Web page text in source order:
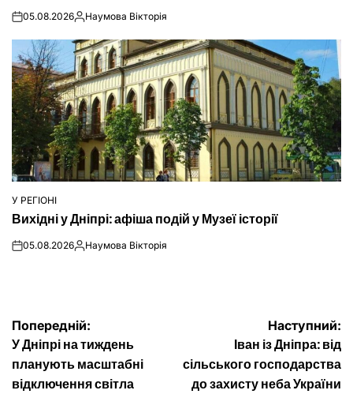
on05.08.2026Опубліковано
Наумова Вікторія
ОПУБЛІКУВАТИ
У
У РЕГІОНІ
Вихідні у Дніпрі: афіша подій у Музеї історії
on05.08.2026Опубліковано
Наумова Вікторія
Навігація
записів
Попередній:
У Дніпрі на тиждень
планують масштабні
відключення світла
Наступний:
Іван із Дніпра: від
сільського господарства
до захисту неба України